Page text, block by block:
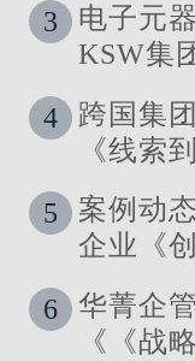
3
电子元
KSW集
4
跨国集
《线索
与资源
落地
5
案例动
企业《
6
华菁企
《《战